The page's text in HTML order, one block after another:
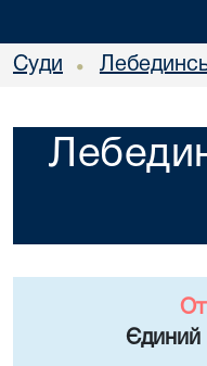
Суди •
Єдиний